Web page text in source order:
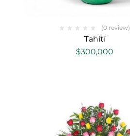
(0 review)
Tahití
$300,000